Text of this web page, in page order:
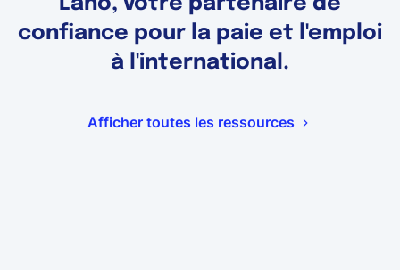
confiance pour la paie et l'emploi
à l'international.
Afficher toutes les ressources